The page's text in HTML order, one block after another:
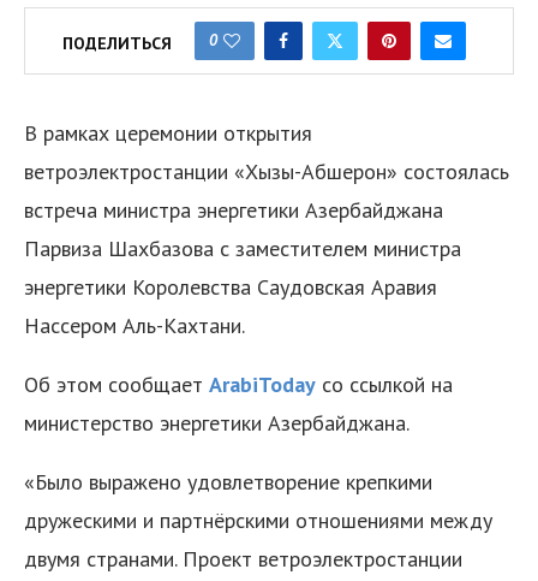
ПОДЕЛИТЬСЯ 0
В рамках церемонии открытия
ветроэлектростанции «Хызы-Абшерон» состоялась
встреча министра энергетики Азербайджана
Парвиза Шахбазова с заместителем министра
энергетики Королевства Саудовская Аравия
Нассером Аль-Кахтани.
Об этом сообщает ArabiToday со ссылкой на
министерство энергетики Азербайджана.
«Было выражено удовлетворение крепкими
дружескими и партнёрскими отношениями между
двумя странами. Проект ветроэлектростанции